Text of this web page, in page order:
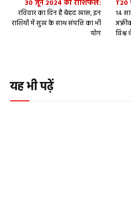
30 जून 2024 का राशिफल:
रविवार का दिन है बेहद खास, इन
राशियों में सुख के साथ संपत्ति का भी
योग
T20
14
विश्व
यह भी पढ़ें